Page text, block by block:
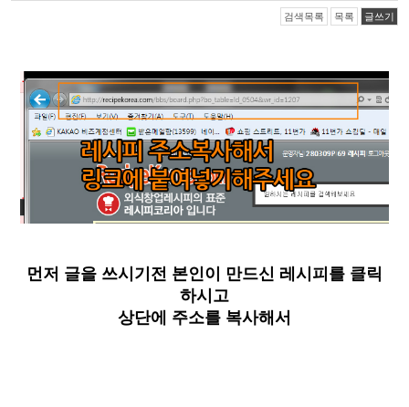
검색목록 목록 글쓰기
먼저 글을 쓰시기전 본인이 만드신 레시피를 클릭
하시고
상단에 주소를 복사해서